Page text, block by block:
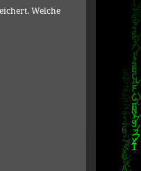
Welche